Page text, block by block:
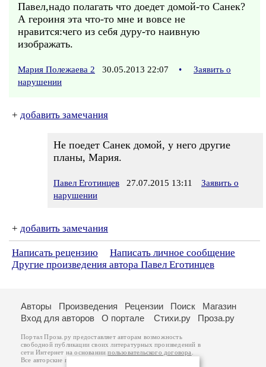
Павел,надо полагать что доедет домой-то Санек?
А героиня эта что-то мне и вовсе не
нравится:чего из себя дуру-то наивную
изображать.
Мария Полежаева 2 30.05.2013 22:07 •
Заявить о
нарушении
+ добавить замечания
Не поедет Санек домой, у него другие
планы, Мария.
Павел Еготинцев 27.07.2015 13:11
Заявить о
нарушении
+ добавить замечания
Написать рецензию
Написать личное сообщение
Другие произведения автора Павел Еготинцев
Авторы Произведения Рецензии Поиск
Магазин
Вход для авторов
О портале Стихи.ру Проза.ру
Портал Проза.ру предоставляет авторам возможность
свободной публикации своих литературных произведений в
сети Интернет на основаниипользовательского договора
Все авторские права на произведения принадлежат авторам